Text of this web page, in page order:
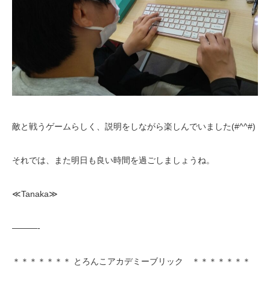
敵と戦うゲームらしく、説明をしながら楽しんでいました(#^^#)
それでは、また明日も良い時間を過ごしましょうね。
≪Tanaka≫
———-
＊＊＊＊＊＊＊ とろんこアカデミーブリック ＊＊＊＊＊＊＊